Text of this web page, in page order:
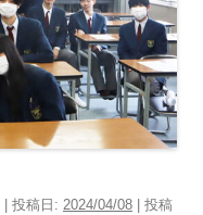
| 投稿日: 2024/04/08
投稿